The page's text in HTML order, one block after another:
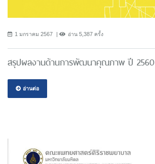
1 มกราคม 2567 อ่าน 5,387 ครั้ง
สรุปผลงานด้านการพัฒนาคุณภาพ ปี 2560
อ่านต่อ